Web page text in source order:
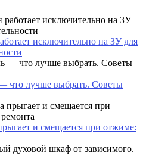
исключительно на ЗУ для
что лучше выбрать. Советы
и смещается при отжиме: